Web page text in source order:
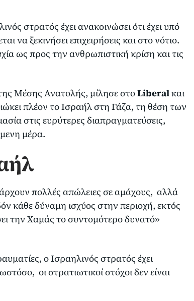
στρατός έχει ανακοινώσει ότι έχει υπό
να ξεκινήσει επιχειρήσεις και στο νότιο.
ως προς την ανθρωπιστική κρίση και τις
Μέσης Ανατολής, μίλησε στοLiberalκαι
πλέον το Ισραήλ στη Γάζα, τη θέση των
στις ευρύτερες διαπραγματεύσεις,
μέρα.
πολλές απώλειες σε αμάχους, αλλά
κάθε δύναμη ισχύος στην περιοχή, εκτός
την Χαμάς το συντομότερο δυνατό»
ο Ισραηλινός στρατός έχει
οι στρατιωτικοί στόχοι δεν είναι